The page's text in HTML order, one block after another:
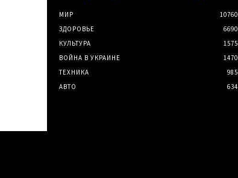
МИР
10760
ЗДОРОВЬЕ
6690
КУЛЬТУРА
1575
ВОЙНА В УКРАИНЕ
1470
ТЕХНИКА
985
АВТО
634